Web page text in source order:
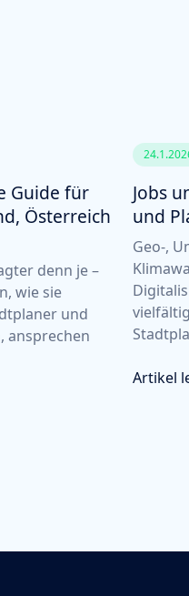
Guide für
Österreich
denn je –
wie sie
und
ansprechen
Jobs
und
Geo-,
Artikel